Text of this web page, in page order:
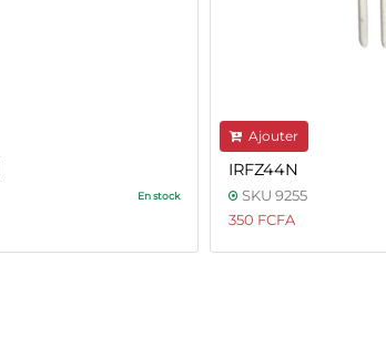
En stock
Ajouter
IRFZ44N
SKU 9255
350 FCFA